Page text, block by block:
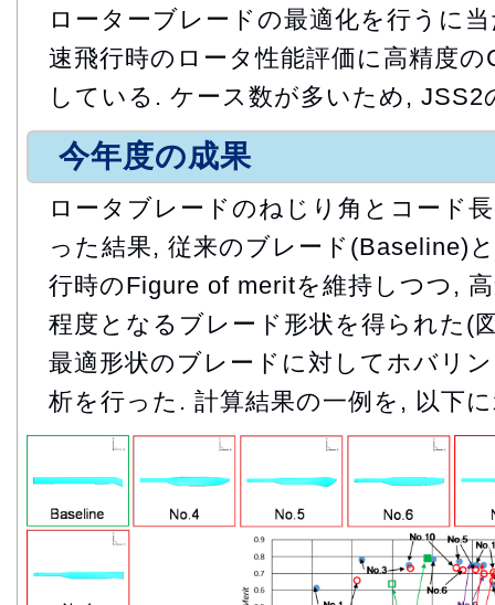
ローターブレードの最適化を行うに
速飛行時のロータ性能評価に高精度
している. ケース数が多いため, JSS2
今年度の成果
ロータブレードのねじり角とコード
った結果, 従来のブレード(Baseline)
行時のFigure of meritを維持しつつ,
程度となるブレード形状を得られた(
最適形状のブレードに対してホバリ
析を行った. 計算結果の一例を, 以下